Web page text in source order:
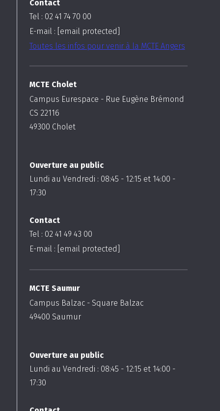
Contact
Tel : 02 41 74 70 00
E-mail : [email protected]
Toutes les infos pour venir à la MCTE Angers
MCTE Cholet
Campus Eurespace - Rue Eugène Brémond
CS 22116
49300 Cholet
Ouverture au public
Lundi au Vendredi : 08:45 - 12:15 et 14:00 -
17:30
Contact
Tel : 02 41 49 43 00
E-mail : [email protected]
MCTE Saumur
Campus Balzac - Square Balzac
49400 Saumur
Ouverture au public
Lundi au Vendredi : 08:45 - 12:15 et 14:00 -
17:30